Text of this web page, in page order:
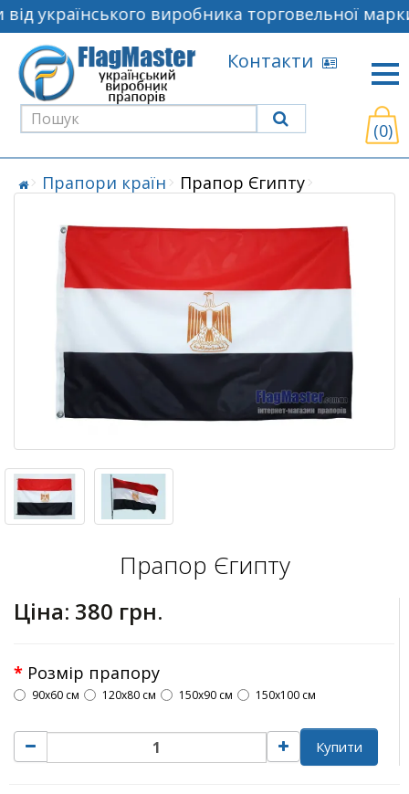
українського виробника торговельної
Контакти
(0)
Прапори країн Прапор Єгипту
Прапор Єгипту
Ціна: 380 грн.
Розмір прапору
90х60 см 120х80 см 150х90 см 150х100 см
Купити